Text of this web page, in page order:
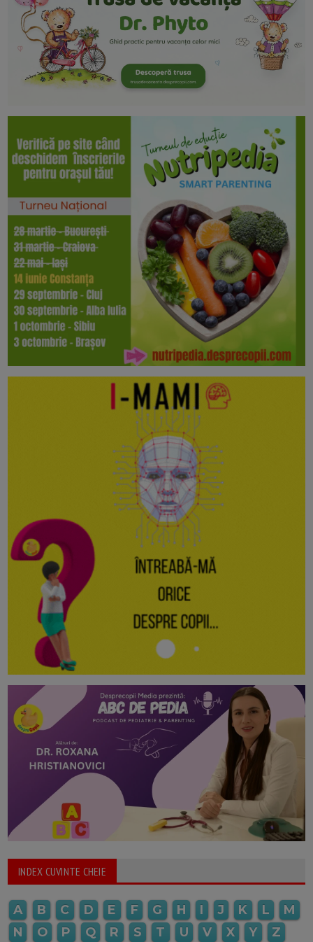
INDEX CUVINTE CHEIE
A B C D E F G H I J K L
M
N
O P Q R S T U V X Y Z